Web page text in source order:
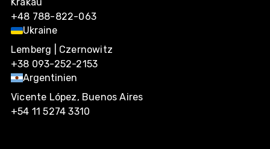
+48 788-822-063
Ukraine
Lemberg | Czernowitz
+38 093-252-2153
Argentinien
Vicente López, Buenos Aires
+54 11 5274 3310